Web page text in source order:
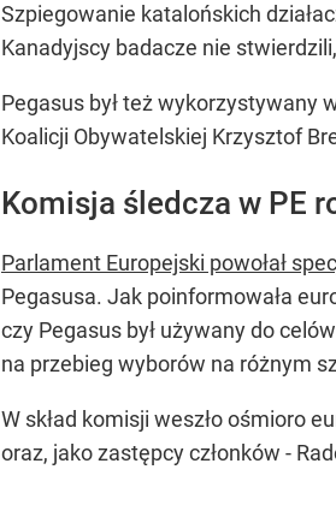
Szpiegowanie katalońskich
Kanadyjscy badacze nie
Pegasus był też wykorzystywany
Koalicji Obywatelskiej Krzysztof
Komisja śledcza w PE
Parlament Europejski powołał
Pegasusa. Jak poinformowała
czy Pegasus był używany do
na przebieg wyborów na różnym
W skład komisji weszło ośmioro
oraz, jako zastępcy członków -